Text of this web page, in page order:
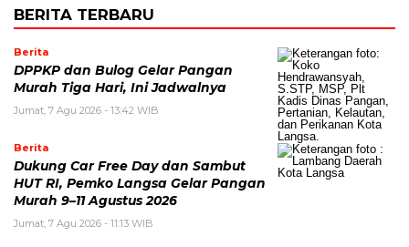
BERITA TERBARU
Berita
DPPKP dan Bulog Gelar Pangan
Murah Tiga Hari, Ini Jadwalnya
Jumat, 7 Agu 2026 - 13:42 WIB
Berita
Dukung Car Free Day dan Sambut
HUT RI, Pemko Langsa Gelar Pangan
Murah 9–11 Agustus 2026
Jumat, 7 Agu 2026 - 11:13 WIB